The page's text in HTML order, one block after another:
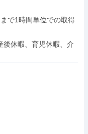
で1時間単位での取得
後休暇、育児休暇、介